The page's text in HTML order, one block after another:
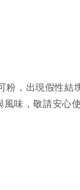
粉，出現假性結
味，敬請安心